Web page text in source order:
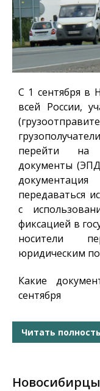
С 1 сентября в
всей России,
перейти на
документы
передаваться
с
фиксацией в
носители
юридическим
Какие
сентября
Читать
Новосибирцы